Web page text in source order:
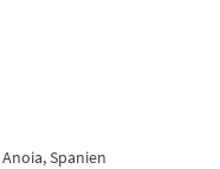
Spanien